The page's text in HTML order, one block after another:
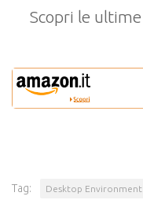
Scopri le ultime
Tag: Desktop Environment